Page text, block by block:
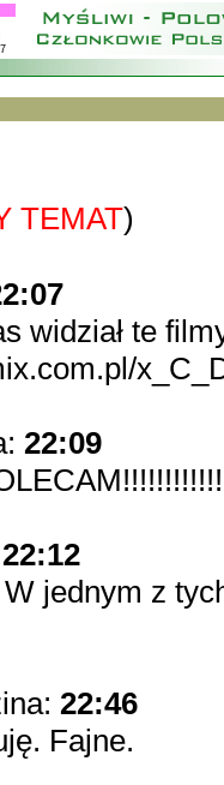
TEMAT)
widział te
22:09
22:12
jednym z
22:46
Fajne.